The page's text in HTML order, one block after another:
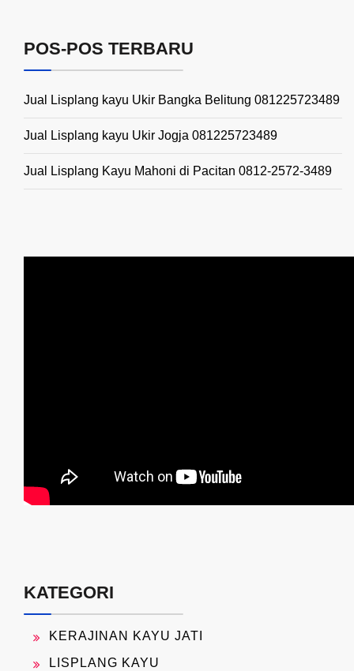
POS-POS TERBARU
Jual Lisplang kayu Ukir Bangka Belitung 081225723489
Jual Lisplang kayu Ukir Jogja 081225723489
Jual Lisplang Kayu Mahoni di Pacitan 0812-2572-3489
KATEGORI
KERAJINAN KAYU JATI
LISPLANG KAYU